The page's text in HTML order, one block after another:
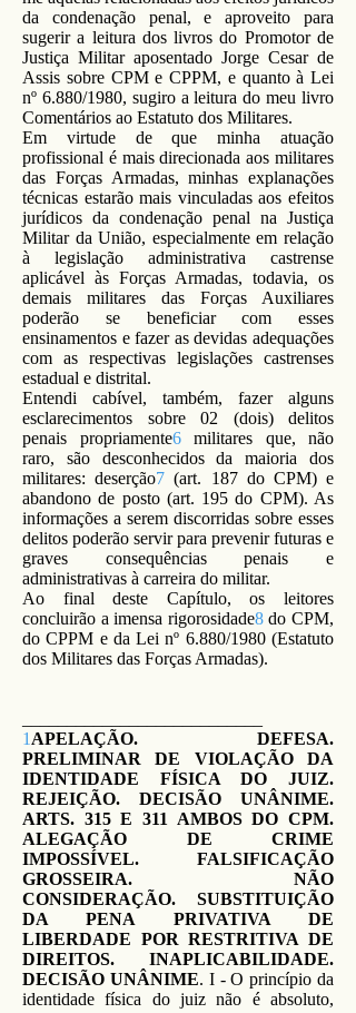
da condenação penal, e aproveito para
sugerir a leitura dos livros do Promotor de
Justiça Militar aposentado Jorge Cesar de
Assis sobre CPM e CPPM, e quanto à Lei
nº 6.880/1980, sugiro a leitura do meu livro
Comentários ao Estatuto dos Militares.
Em virtude de que minha atuação
profissional é mais direcionada aos militares
das Forças Armadas, minhas explanações
técnicas estarão mais vinculadas aos efeitos
jurídicos da condenação penal na Justiça
Militar da União, especialmente em relação
à legislação administrativa castrense
aplicável às Forças Armadas, todavia, os
demais militares das Forças Auxiliares
poderão se beneficiar com esses
ensinamentos e fazer as devidas adequações
com as respectivas legislações castrenses
estadual e distrital.
Entendi cabível, também, fazer alguns
esclarecimentos sobre 02 (dois) delitos
penais propriamente6militares que, não
raro, são desconhecidos da maioria dos
militares: deserção7 (art. 187 do CPM) e
abandono de posto (art. 195 do CPM). As
informações a serem discorridas sobre esses
delitos poderão servir para prevenir futuras e
graves consequências penais e
administrativas à carreira do militar.
Ao final deste Capítulo, os leitores
concluirão a imensa rigorosidade8do CPM,
do CPPM e da Lei nº 6.880/1980 (Estatuto
dos Militares das Forças Armadas).
1 APELAÇÃO. DEFESA.
PRELIMINAR DE VIOLAÇÃO DA
IDENTIDADE FÍSICA DO JUIZ.
REJEIÇÃO. DECISÃO UNÂNIME.
ARTS. 315 E 311 AMBOS DO CPM.
ALEGAÇÃO DE CRIME
IMPOSSÍVEL. FALSIFICAÇÃO
GROSSEIRA. NÃO
CONSIDERAÇÃO. SUBSTITUIÇÃO
DA PENA PRIVATIVA DE
LIBERDADE POR RESTRITIVA DE
DIREITOS. INAPLICABILIDADE.
DECISÃO UNÂNIME. I - O princípio da
identidade física do juiz não é absoluto,